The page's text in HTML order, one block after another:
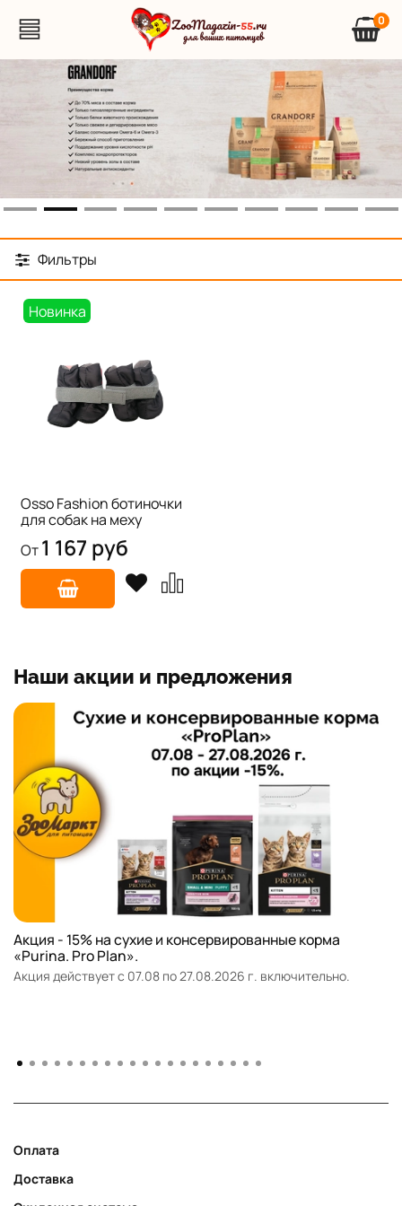
0
Фильтры
Новинка
Osso Fashion ботиночки
для собак на меху
От1 167 руб
Наши акции и предложения
Акция - 15% на сухие и консервированные корма
«Purina. Pro Plan».
Акция действует с 07.08 по 27.08.2026 г. включительно.
Оплата
Доставка